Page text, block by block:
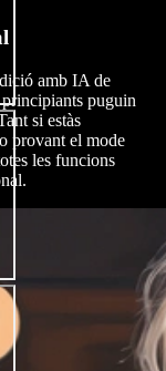
amb IA de
puguin
si estàs
provant el mode
les funcions